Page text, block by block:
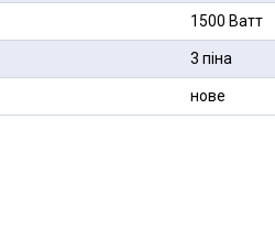
1500 Ватт
3 піна
нове